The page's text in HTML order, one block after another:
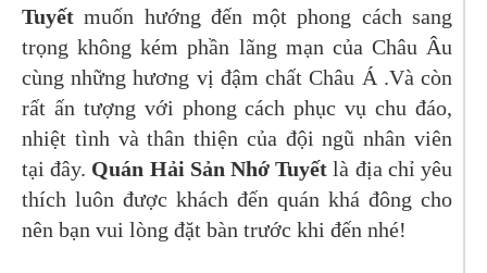
Tuyếtmuốn hướng đến một phong cách sang
trọng không kém phần lãng mạn của Châu Âu
cùng những hương vị đậm chất Châu Á .Và còn
rất ấn tượng với phong cách phục vụ chu đáo,
nhiệt tình và thân thiện của đội ngũ nhân viên
tại đây. Quán Hải Sản Nhớ Tuyết là địa chỉ yêu
thích luôn được khách đến quán khá đông cho
nên bạn vui lòng đặt bàn trước khi đến nhé!